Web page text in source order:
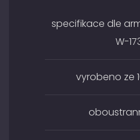
specifikace dle
W-
vyrobeno ze